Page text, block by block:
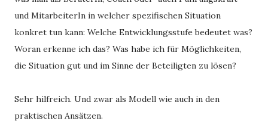
und MitarbeiterIn in welcher spezifischen Situation
konkret tun kann: Welche Entwicklungsstufe bedeutet was?
Woran erkenne ich das? Was habe ich für Möglichkeiten,
die Situation gut und im Sinne der Beteiligten zu lösen?
Sehr hilfreich. Und zwar als Modell wie auch in den
praktischen Ansätzen.